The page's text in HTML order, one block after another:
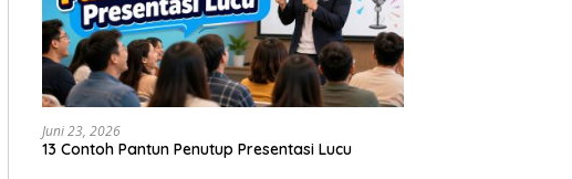
Juni 23, 2026
13 Contoh Pantun Penutup Presentasi Lucu